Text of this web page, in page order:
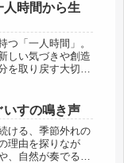
人時間から生
つ「一人時間」。
しい気づきや創造
を取り戻す大切な
いすの鳴き声
ける、季節外れの
理由を探りなが
、自然が奏でる音